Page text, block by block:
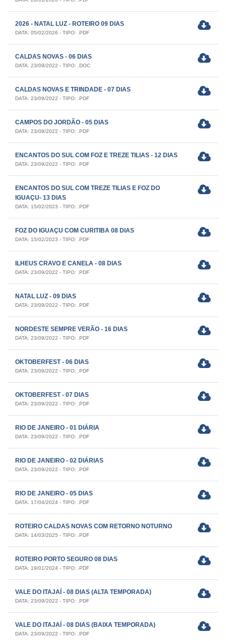
2026 - NATAL LUZ - ROTEIRO 09 DIAS
DATA: 05/02/2026 - TIPO: .PDF
CALDAS NOVAS - 06 DIAS
DATA: 23/09/2022 - TIPO: .DOC
CALDAS NOVAS E TRINDADE - 07 DIAS
DATA: 23/09/2022 - TIPO: .PDF
CAMPOS DO JORDÃO - 05 DIAS
DATA: 23/09/2022 - TIPO: .PDF
ENCANTOS DO SUL COM FOZ E TREZE TILIAS - 12 DIAS
DATA: 23/09/2022 - TIPO: .PDF
ENCANTOS DO SUL COM TREZE TILIAS E FOZ DO
IGUAÇU- 13 DIAS
DATA: 15/02/2023 - TIPO: .PDF
FOZ DO IGUAÇU COM CURITIBA 08 DIAS
DATA: 15/02/2023 - TIPO: .PDF
ILHEUS CRAVO E CANELA - 08 DIAS
DATA: 23/09/2022 - TIPO: .PDF
NATAL LUZ - 09 DIAS
DATA: 23/09/2022 - TIPO: .PDF
NORDESTE SEMPRE VERÃO - 16 DIAS
DATA: 23/09/2022 - TIPO: .PDF
OKTOBERFEST - 06 DIAS
DATA: 23/09/2022 - TIPO: .PDF
OKTOBERFEST - 07 DIAS
DATA: 23/09/2022 - TIPO: .PDF
RIO DE JANEIRO - 01 DIÁRIA
DATA: 23/09/2022 - TIPO: .PDF
RIO DE JANEIRO - 02 DIÁRIAS
DATA: 23/09/2022 - TIPO: .PDF
RIO DE JANEIRO - 05 DIAS
DATA: 17/04/2024 - TIPO: .PDF
ROTEIRO CALDAS NOVAS COM RETORNO NOTURNO
DATA: 14/03/2025 - TIPO: .PDF
ROTEIRO PORTO SEGURO 08 DIAS
DATA: 19/01/2024 - TIPO: .PDF
VALE DO ITAJAÍ - 08 DIAS (ALTA TEMPORADA)
DATA: 23/09/2022 - TIPO: .PDF
VALE DO ITAJAÍ - 08 DIAS (BAIXA TEMPORADA)
DATA: 23/09/2022 - TIPO: .PDF